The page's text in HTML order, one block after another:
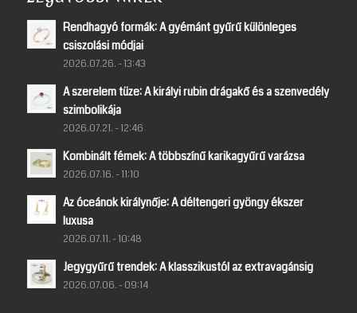
Rendhagyó formák: A gyémánt gyűrű különleges
csiszolási módjai
2026.07.26. - 13:43
A szerelem tüze: A királyi rubin drágakő és a szenvedély
szimbolikája
2026.07.21. - 12:46
Kombinált fémek: A többszínű karikagyűrű varázsa
2026.07.16. - 11:10
Az óceánok királynője: A déltengeri gyöngy ékszer
luxusa
2026.07.11. - 10:48
Jegygyűrű trendek: A klasszikustól az extravagánsig
2026.07.06. - 09:14